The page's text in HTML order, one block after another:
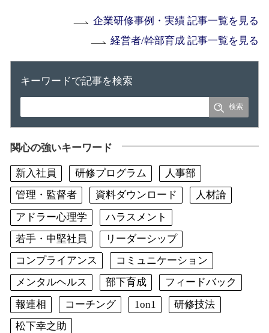
企業研修事例・実績 記事一覧を見る
経営者/幹部育成 記事一覧を見る
キーワードで記事を検索
関心の強いキーワード
新入社員 研修プログラム
人事部
管理・監督者
資料ダウンロード
人材論
アドラー心理学
ハラスメント
若手・中堅社員
リーダーシップ
コンプライアンス
コミュニケーション
メンタルヘルス
部下育成
フィードバック
報連相
コーチング 1on1
研修技法
松下幸之助